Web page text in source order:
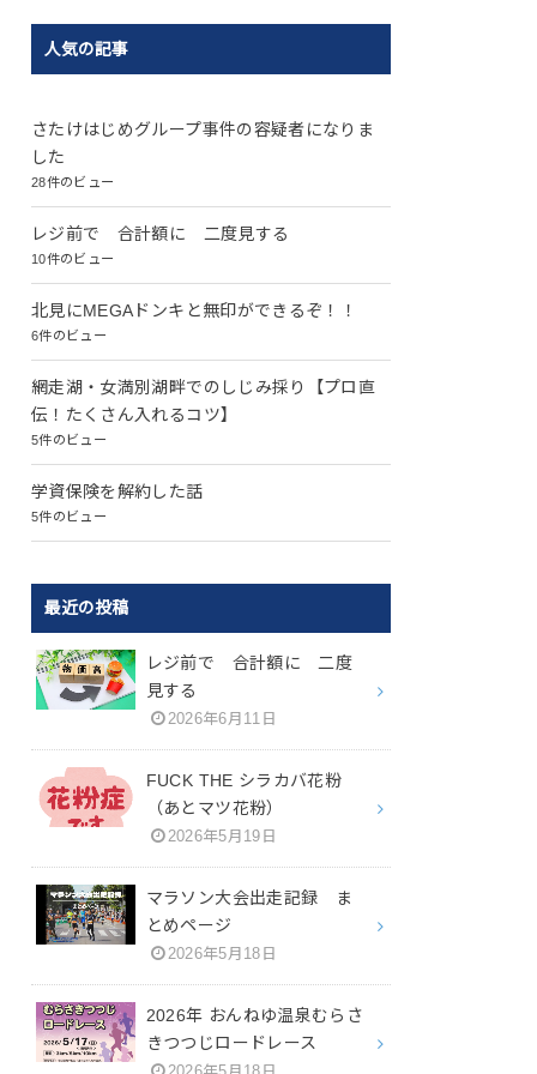
人気の記事
さたけはじめグループ事件の容疑者になりま
した
28件のビュー
レジ前で 合計額に 二度見する
10件のビュー
北見にMEGAドンキと無印ができるぞ！！
6件のビュー
網走湖・女満別湖畔でのしじみ採り【プロ直
伝！たくさん入れるコツ】
5件のビュー
学資保険を解約した話
5件のビュー
最近の投稿
レジ前で 合計額に 二度
見する
2026年6月11日
FUCK THE シラカバ花粉
（あとマツ花粉）
2026年5月19日
マラソン大会出走記録 ま
とめページ
2026年5月18日
2026年 おんねゆ温泉むらさ
きつつじロードレース